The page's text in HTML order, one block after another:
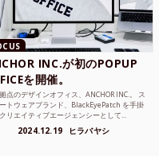
INC.が初のPOPUP
を開催。
点のデザインオフィス、ANCHOR INC.。 ス
トウェアブランド、BlackEyePatch を手掛
リエイティブエージェンシーとして...
2024.12.19 ヒラバヤシ